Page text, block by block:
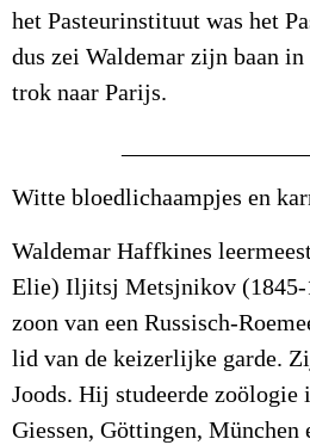
het Pasteurinstituut was het
dus zei Waldemar zijn baan in
trok naar Parijs.
Witte bloedlichaampjes en
Waldemar Haffkines
Elie) Iljitsj Metsjnikov (1845-
zoon van een Russisch-
lid van de keizerlijke garde.
Joods. Hij studeerde zoölogie
Giessen, Göttingen, München